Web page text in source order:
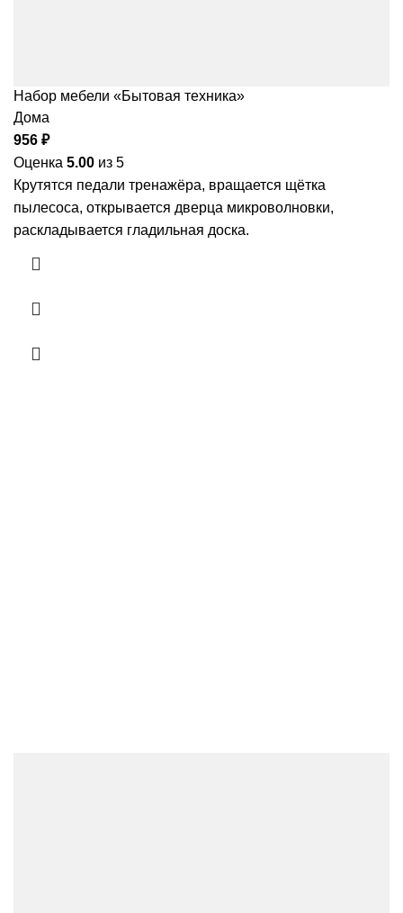
Набор мебели «Бытовая техника»
Дома
956 ₽
Оценка 5.00 из 5
Крутятся педали тренажёра, вращается щётка
пылесоса, открывается дверца микроволновки,
раскладывается гладильная доска.